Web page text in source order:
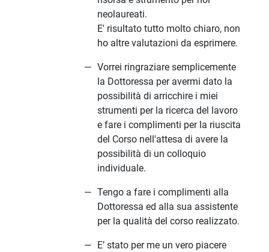
neolaureati.
E' risultato tutto molto chiaro, non
ho altre valutazioni da esprimere.
Vorrei ringraziare semplicemente
la Dottoressa per avermi dato la
possibilità di arricchire i miei
strumenti per la ricerca del lavoro
e fare i complimenti per la riuscita
del Corso nell'attesa di avere la
possibilità di un colloquio
individuale.
Tengo a fare i complimenti alla
Dottoressa ed alla sua assistente
per la qualità del corso realizzato.
E’ stato per me un vero piacere